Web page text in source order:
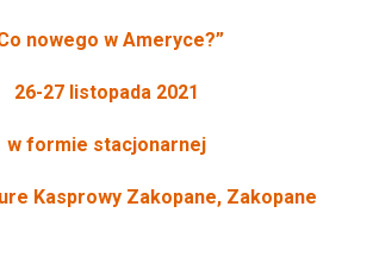
nowego w Ameryce?”
26-27 listopada 2021
w formie stacjonarnej
Kasprowy Zakopane, Zakopane